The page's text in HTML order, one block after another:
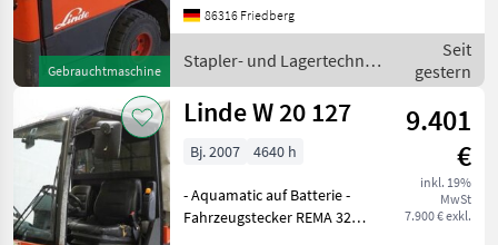
Gebrauchtmaschine
Batteriewechsel -
Spannungswandler -
Vollkabine - Bauhöhe durch
86316 Friedberg
Stapler- und Lagertechnik
/ Linde
Seit
gestern
Linde W 20 127
9.401
€
inkl. 19%
MwSt
7.900 € exkl.
Bj. 2007 4640 h
- Aquamatic auf Batterie -
Fahrzeugstecker REMA 320A